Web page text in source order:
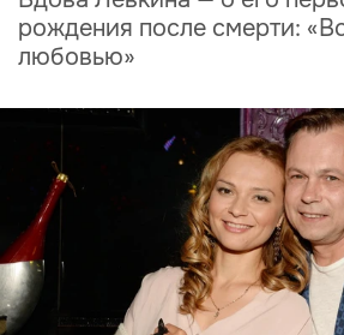
рождения после смерти:
любовью»